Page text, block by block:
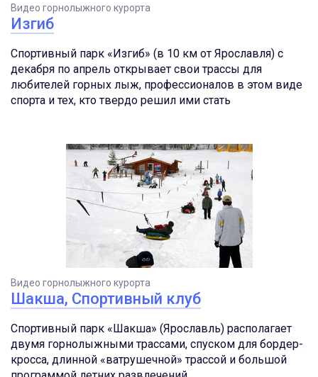
Видео горнолыжного курорта
Изгиб
Спортивный парк «Изгиб» (в 10 км от Ярославля) с
декабря по апрель открывает свои трассы для
любителей горных лыж, профессионалов в этом виде
спорта и тех, кто твердо решил ими стать
Видео горнолыжного курорта
Шакша, Спортивный клуб
Спортивный парк «Шакша» (Ярославль) располагает
двумя горнолыжными трассами, спуском для бордер-
кросса, длинной «ватрушечной» трассой и большой